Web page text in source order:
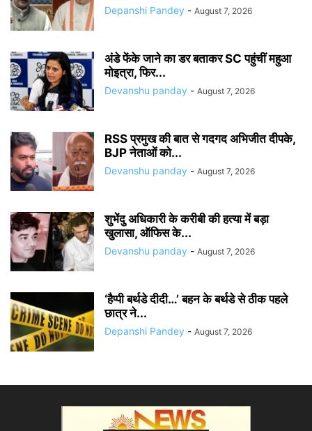
Depanshi Pandey - August 7, 2026
अंडे फेंके जाने का डर बताकर SC पहुंचीं महुआ
मोइत्रा, फिर...
Devanshu panday - August 7, 2026
RSS प्रमुख की बात से गदगद अभिजीत दीपके,
BJP नेताओं को...
Devanshu panday - August 7, 2026
शुभेंदु अधिकारी के करीबी की हत्या में बड़ा
खुलासा, ऑफिस के...
Devanshu panday - August 7, 2026
‘हैप्पी बर्थडे दीदी…’ बहन के बर्थडे से ठीक पहले
छात्र ने...
Depanshi Pandey - August 7, 2026